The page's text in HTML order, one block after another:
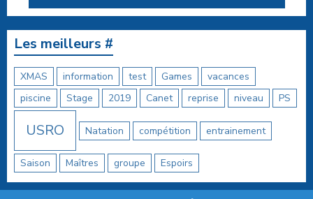
Les meilleurs #
XMAS information test Games
vacances
piscine
Stage 2019 Canet reprise niveau PS
USRO Natation compétition entrainement
Saison Maîtres groupe Espoirs